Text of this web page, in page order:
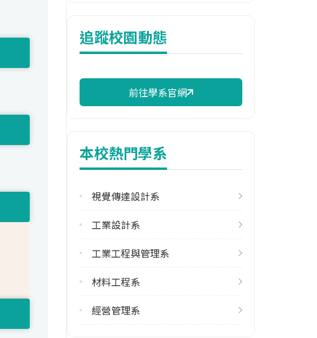
114年學費
37,564 元/學期
114年雜費
13,196 元/學期
學系電話
(02)29089899 #3201
學系地址
追蹤校園動態
前往學系官網
本校熱門學系
視覺傳達設計系
工業設計系
工業工程與管理系
材料工程系
經營管理系